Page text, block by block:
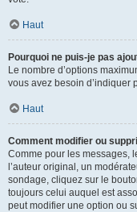
Haut
Pourquoi ne puis-je pas
Le nombre d’options
vous avez besoin d’indiquer
Haut
Comment modifier ou
Comme pour les messages,
l’auteur original, un
sondage, cliquez sur le
toujours celui auquel est
peut modifier une option ou